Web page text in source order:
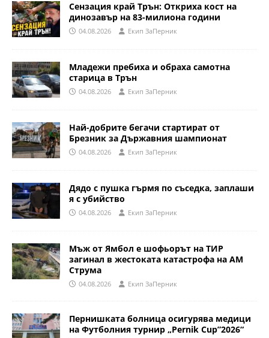
Сензация край Трън: Откриха кост на
динозавър на 83-милиона години
04.08.2026 Eкип ЗаПерник
Младежи пребиха и обраха самотна
старица в Трън
04.08.2026 Eкип ЗаПерник
Най-добрите бегачи стартират от
Брезник за Държавния шампионат
04.08.2026 Eкип ЗаПерник
Дядо с пушка гърмя по съседка, заплаши
я с убийство
04.08.2026 Eкип ЗаПерник
Мъж от Ямбол е шофьорът на ТИР
загинал в жестоката катастрофа на АМ
Струма
04.08.2026 Eкип ЗаПерник
Пернишката болница осигурява медици
на Футболния турнир „Pernik Cup”2026“